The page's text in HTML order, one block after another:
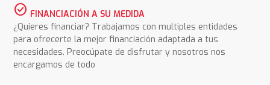
check_circle FINANCIACIÓN A SU MEDIDA
¿Quieres financiar? Trabajamos con multiples entidades
para ofrecerte la mejor financiación adaptada a tus
necesidades. Preocúpate de disfrutar y nosotros nos
encargamos de todo